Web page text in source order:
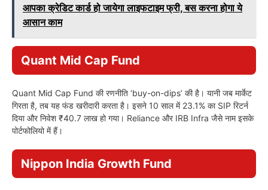
आपका क्रेडिट कार्ड हो जायेगा लाइफटाइम फ्री, बस करना होगा ये
आसान काम
Quant Mid Cap Fund
Quant Mid Cap Fund की रणनीति ‘buy-on-dips’ की है। यानी जब मार्केट
गिरता है, तब यह फंड खरीदारी करता है। इसने 10 साल में 23.1% का SIP रिटर्न
दिया और निवेश ₹40.7 लाख हो गया। Reliance और IRB Infra जैसे नाम इसके
पोर्टफोलियो में हैं।
Nippon India Growth Fund